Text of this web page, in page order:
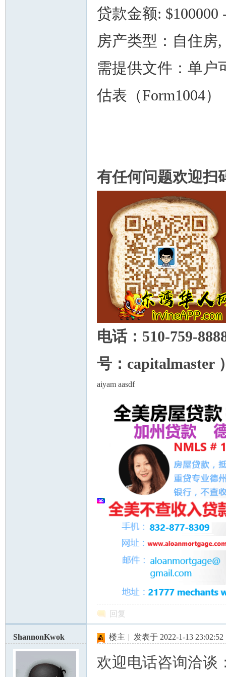
贷款金额: $100000
房产类型：自住房
需提供文件：单户
估表（Form1004）
有任何问题欢迎扫
电话：510-759-
号：capitalmaster
aiyam aasdf
回复
ShannonKwok 楼主 | 发表于 2022-1-13 23:02:52
欢迎电话咨询洽谈